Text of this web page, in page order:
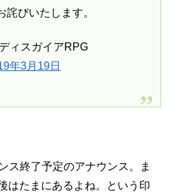
詫びいたします。
ィスガイアRPG
年3月19日
ス終了予定のアナウンス。ま
はたまにあるよね。という印